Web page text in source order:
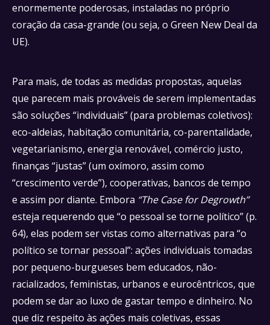
enormemente poderosas, instaladas no próprio
coração da casa-grande (ou seja, o Green New Deal da
UE).
Para mais, de todas as medidas propostas, aquelas
que parecem mais prováveis ​​de serem implementadas
são soluções “individuais” (para problemas coletivos):
eco-aldeias, habitação comunitária, co-parentalidade,
vegetarianismo, energia renovável, comércio justo,
finanças “justas” (um oxímoro, assim como
“crescimento verde”), cooperativas, bancos de tempo
e assim por diante. Embora “The Case for Degrowth”
esteja requerendo que “o pessoal se torne político” (p.
64), elas podem ser vistas como alternativas para “o
político se tornar pessoal”: ações individuais tomadas
por pequeno-burgueses bem educados, não-
racializados, feministas, urbanos e eurocêntricos, que
podem se dar ao luxo de gastar tempo e dinheiro. No
que diz respeito às ações mais coletivas, essas